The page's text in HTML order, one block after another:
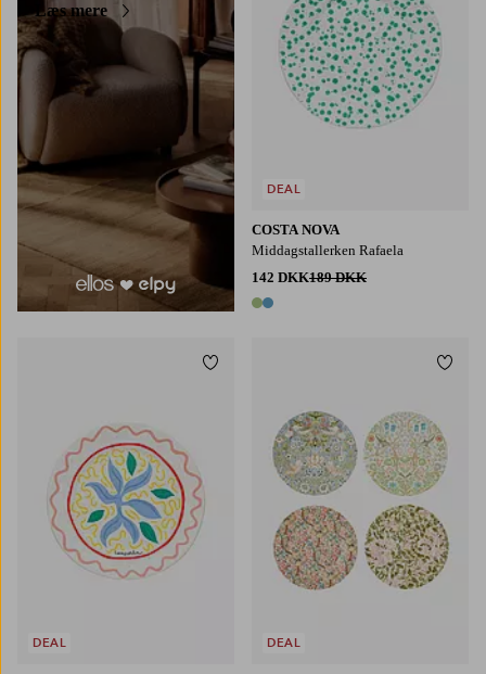
Læs mere
COSTA NOVA
Middagstallerken Rafaela
142 DKK189 DKK
2 farver
DEAL
DEAL
Tilføj til favoritter
DEAL